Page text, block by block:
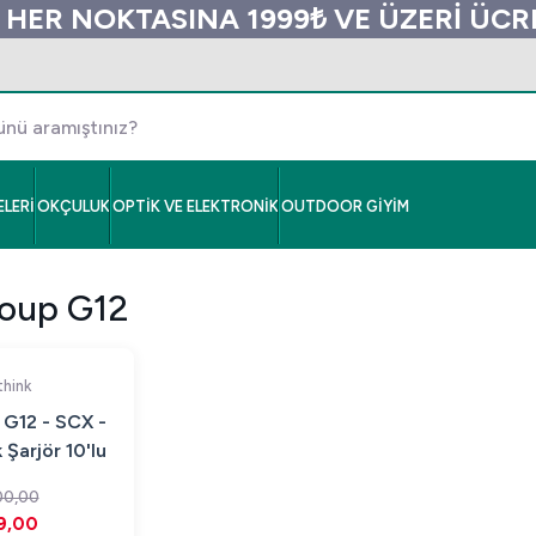
HER NOKTASINA 1999₺ VE ÜZERİ
OKÇULUK OPTİK VE ELEKTRONİK OUTDOOR GİYİM
G12
- SCX -
Şarjör 10'lu